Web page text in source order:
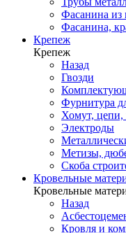
Фасанина из
Фасанина,
Крепеж
Крепеж
Назад
Гвозди
Фурнитура
Хомут, цепи,
Электроды
Метизы,
Скоба
Кровельные
Кровельные
Назад
Кровля и